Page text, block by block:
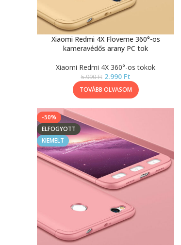
Xiaomi Redmi 4X Floveme 360°-os
kameravédős arany PC tok
Xiaomi Redmi 4X 360°-os tokok
5.990Ft 2.990 Ft
TOVÁBB OLVASOM
-50%
ELFOGYOTT
KIEMELT